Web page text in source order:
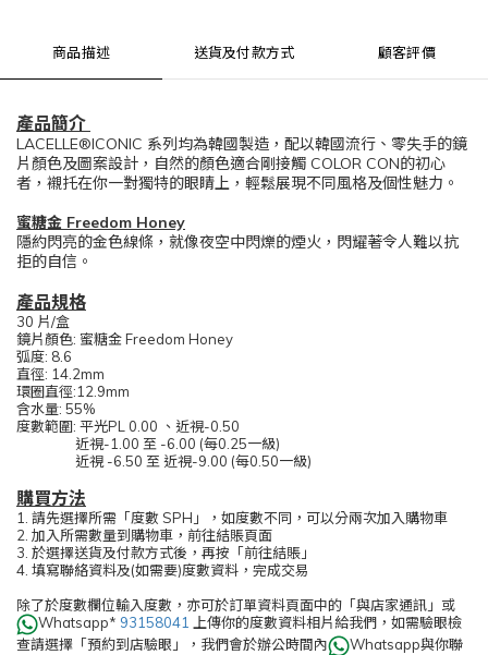
商品描述 送貨及付款方式 顧客評價
產品簡介
LACELLE®ICONIC 系列均為韓國製造，配以韓國流行、零失手的鏡
片顏色及圖案設計，自然的顏色適合剛接觸 COLOR CON的初心
者，襯托在你一對獨特的眼睛上，輕鬆展現不同風格及個性魅力。
蜜糖金 Freedom Honey
隱約閃亮的金色線條，就像夜空中閃爍的煙火，閃耀著令人難以抗
拒的自信。
產品規格
30 片/盒
鏡片顏色: 蜜糖金 Freedom Honey
弧度: 8.6
直徑: 14.2mm
環圈直徑:12.9mm
含水量: 55%
度數範圍: 平光PL 0.00 、近視-0.50
近視-1.00 至 -6.00 (每0.25一級)
近視 -6.50 至 近視-9.00 (每0.50一級)
購買方法
1. 請先選擇所需「度數 SPH」，如度數不同，可以分兩次加入購物車
2. 加入所需數量到購物車，前往結賬頁面
3. 於選擇送貨及付款方式後，再按「前往結賬」
4. 填寫聯絡資料及(如需要)度數資料，完成交易
除了於度數欄位輸入度數，亦可於訂單資料頁面中的「與店家通訊」或
Whatsapp* 93158041 上傳你的度數資料相片給我們，如需驗眼檢
查請選擇「預約到店驗眼」，我們會於辦公時間內
Whatsapp與你聯